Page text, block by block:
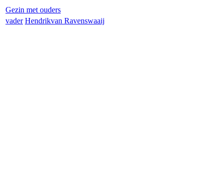
Gezin met ouders
vader Hendrikvan Ravenswaaij